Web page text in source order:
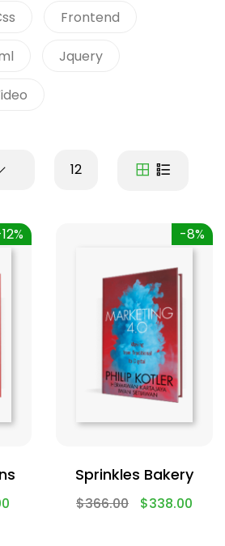
Frontend
Jquery
12
-8%
Sprinkles Bakery
$366.00 $338.00